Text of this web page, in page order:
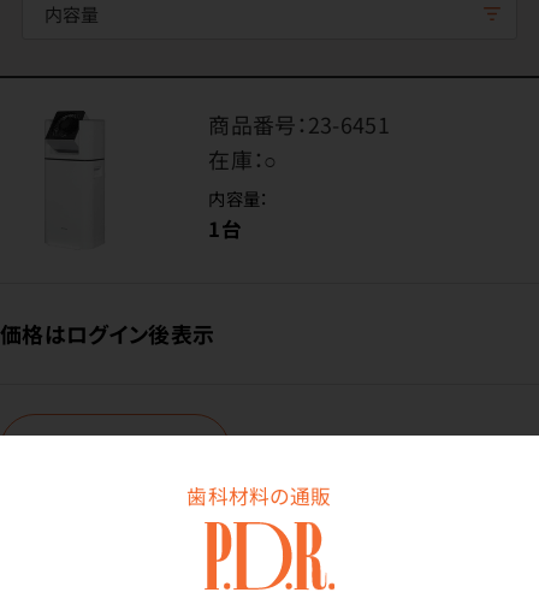
歯科材料の通販
内容量
商品番号：23-6451
在庫：○
内容量：
1台
価格はログイン後表示